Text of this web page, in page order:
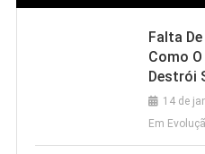
Falta
Como
Destrói
14 de
Em